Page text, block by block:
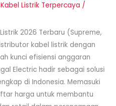
Listrik Terpercaya /
2026 Terbaru (Supreme,
kabel listrik dengan
kunci efisiensi anggaran
Electric hadir sebagai solusi
di Indonesia. Memasuki
harga untuk membantu